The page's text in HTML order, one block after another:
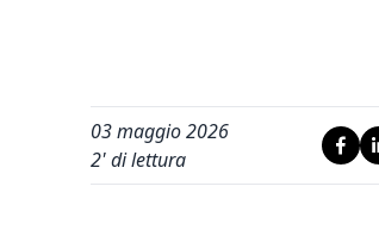
03 maggio 2026
2' di lettura